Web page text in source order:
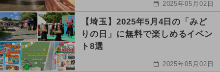
2025年05月02日
【埼玉】2025年5月4日の「みど
りの日」に無料で楽しめるイベン
ト8選
2025年05月02日